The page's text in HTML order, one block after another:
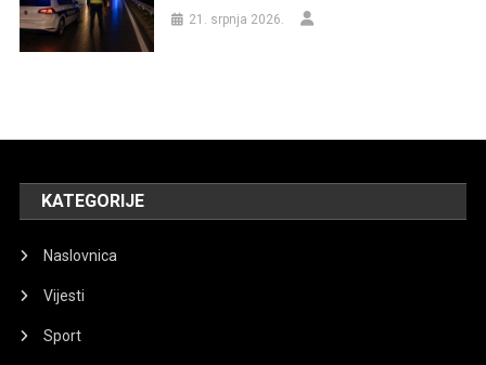
21. srpnja 2026.
KATEGORIJE
Naslovnica
Vijesti
Sport